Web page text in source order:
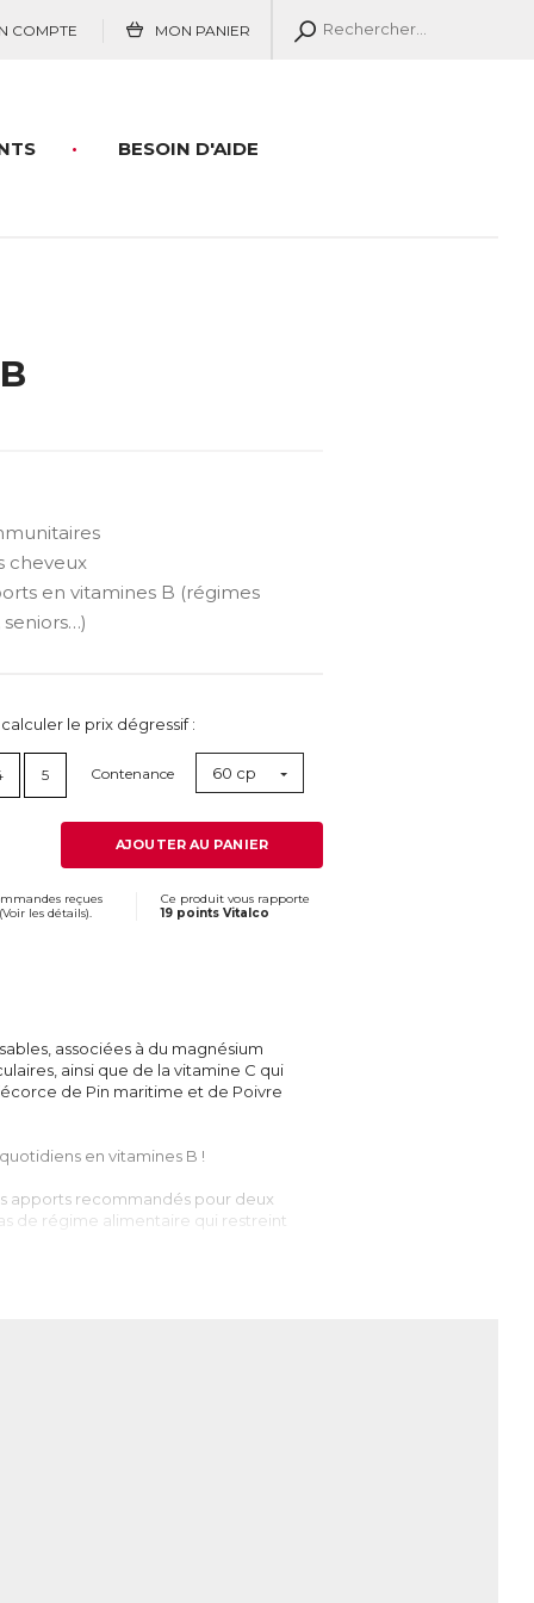
COMPTE MON PANIER
BESOIN D'AIDE
cheveux
en vitamines B (régimes
le prix dégressif :
5 Contenance 60 cp
AJOUTER AU PANIER
reçues
Voir les détails).
Ce produit vous rapporte
19 points Vitalco
associées à du magnésium
ainsi que de la vitamine C qui
de Pin maritime et de Poivre
en vitamines B !
apports recommandés pour deux
de régime alimentaire qui restreint
en vitamines B peut
B12 n’est présente que dans les
des vitamines B par l’organisme
en vitamines B, notamment B2, B9 et
fatigue.